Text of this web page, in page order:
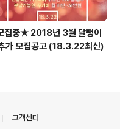
중★ 2018년 3월 달팽이
가 모집공고 (18.3.22최신)
고객센터